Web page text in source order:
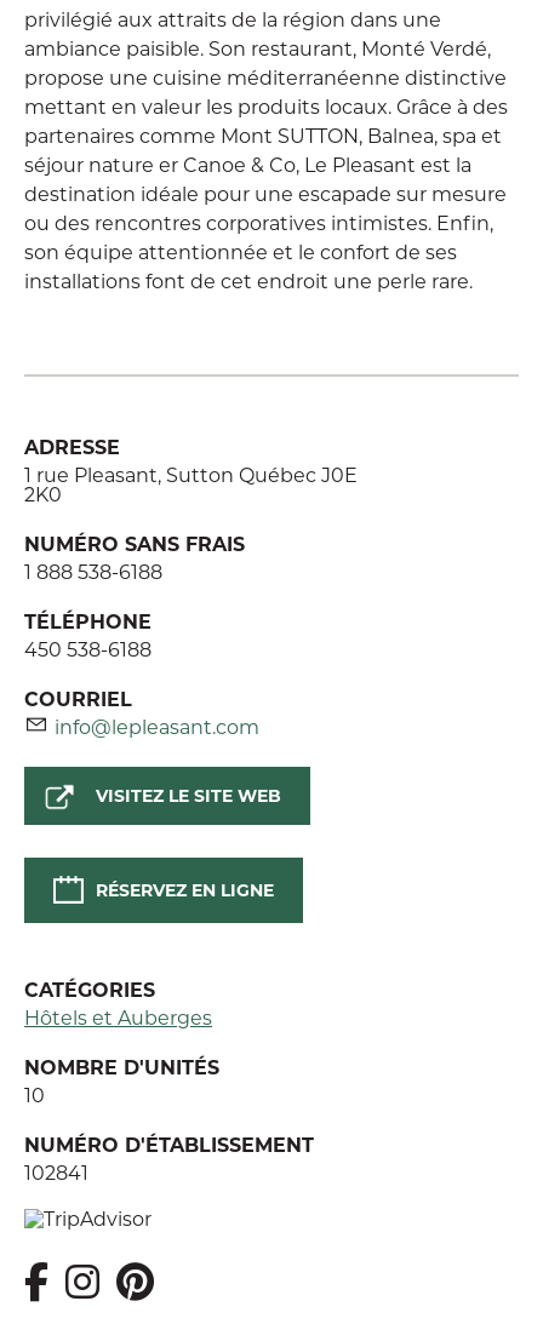
privilégié aux attraits de la région dans une
ambiance paisible. Son restaurant, Monté Verdé,
propose une cuisine méditerranéenne distinctive
mettant en valeur les produits locaux. Grâce à des
partenaires comme Mont SUTTON, Balnea, spa et
séjour nature er Canoe & Co, Le Pleasant est la
destination idéale pour une escapade sur mesure
ou des rencontres corporatives intimistes. Enfin,
son équipe attentionnée et le confort de ses
installations font de cet endroit une perle rare.
ADRESSE
1 rue Pleasant, Sutton Québec J0E
2K0
NUMÉRO SANS FRAIS
1 888 538-6188
TÉLÉPHONE
450 538-6188
COURRIEL
info@lepleasant.com
VISITEZ LE SITE WEB
RÉSERVEZ EN LIGNE
CATÉGORIES
Hôtels et Auberges
NOMBRE D'UNITÉS
10
NUMÉRO D'ÉTABLISSEMENT
102841